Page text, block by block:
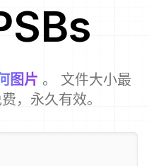
s
图片 。 文件大小最
，永久有效。